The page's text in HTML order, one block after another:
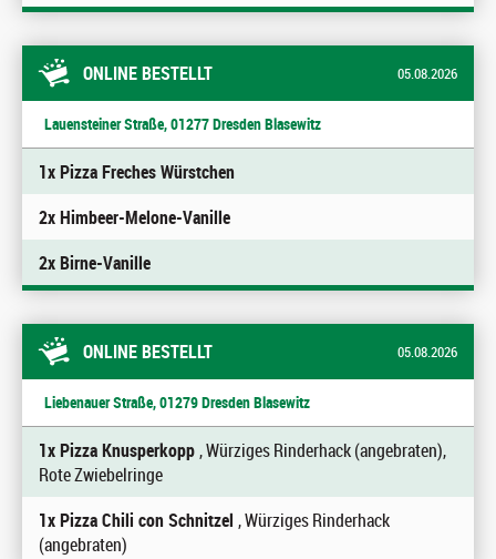
ONLINE BESTELLT 05.08.2026
Lauensteiner Straße, 01277 Dresden Blasewitz
1x Pizza Freches Würstchen
2x Himbeer-Melone-Vanille
2x Birne-Vanille
ONLINE BESTELLT 05.08.2026
Liebenauer Straße, 01279 Dresden Blasewitz
1x Pizza Knusperkopp, Würziges Rinderhack (angebraten),
Rote Zwiebelringe
1x Pizza Chili con Schnitzel , Würziges Rinderhack
(angebraten)